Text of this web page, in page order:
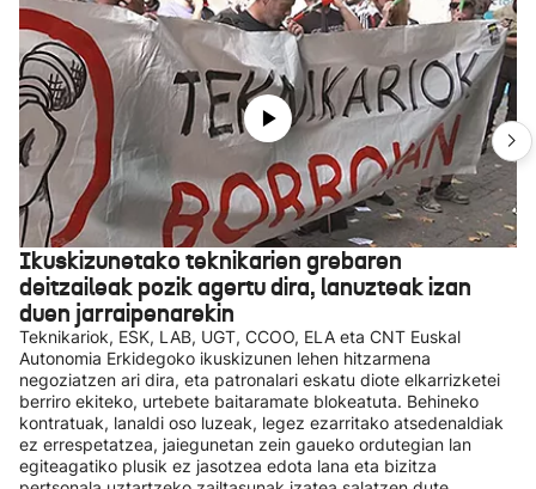
Ikuskizunetako teknikarien grebaren
deitzaileak pozik agertu dira, lanuzteak izan
duen jarraipenarekin
Teknikariok, ESK, LAB, UGT, CCOO, ELA eta CNT Euskal
Autonomia Erkidegoko ikuskizunen lehen hitzarmena
negoziatzen ari dira, eta patronalari eskatu diote elkarrizketei
berriro ekiteko, urtebete baitaramate blokeatuta. Behineko
kontratuak, lanaldi oso luzeak, legez ezarritako atsedenaldiak
ez errespetatzea, jaiegunetan zein gaueko ordutegian lan
egiteagatiko plusik ez jasotzea edota lana eta bizitza